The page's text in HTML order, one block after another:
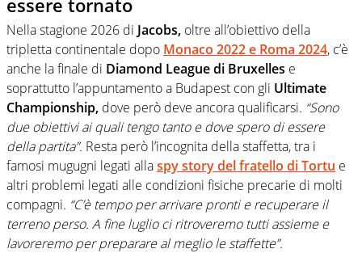
essere tornato
Nella stagione 2026 di Jacobs, oltre all’obiettivo della
tripletta continentale dopo Monaco 2022 e Roma 2024, c’è
anche la finale di Diamond League di Bruxelles e
soprattutto l’appuntamento a Budapest con gli Ultimate
Championship, dove però deve ancora qualificarsi. “Sono
due obiettivi ai quali tengo tanto e dove spero di essere
della partita”. Resta però l’incognita della staffetta, tra i
famosi mugugni legati allaspy story del fratello di Tortu e
altri problemi legati alle condizioni fisiche precarie di molti
compagni. “C’è tempo per arrivare pronti e recuperare il
terreno perso. A fine luglio ci ritroveremo tutti assieme e
lavoreremo per preparare al meglio le staffette”.